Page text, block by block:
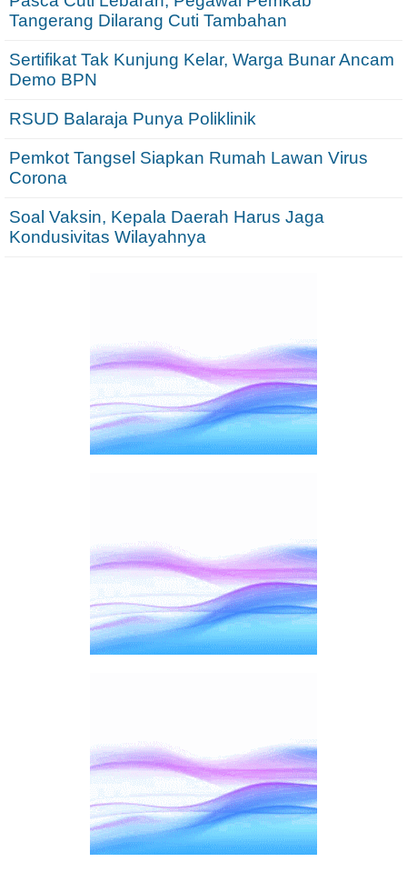
Tangerang Dilarang Cuti Tambahan
Sertifikat Tak Kunjung Kelar, Warga Bunar Ancam
Demo BPN
RSUD Balaraja Punya Poliklinik
Pemkot Tangsel Siapkan Rumah Lawan Virus
Corona
Soal Vaksin, Kepala Daerah Harus Jaga
Kondusivitas Wilayahnya